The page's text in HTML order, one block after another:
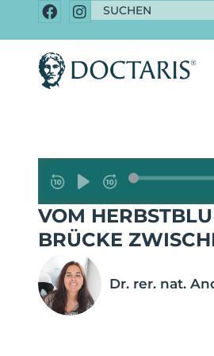
VOM
BRÜCKE
Dr. rer. nat.